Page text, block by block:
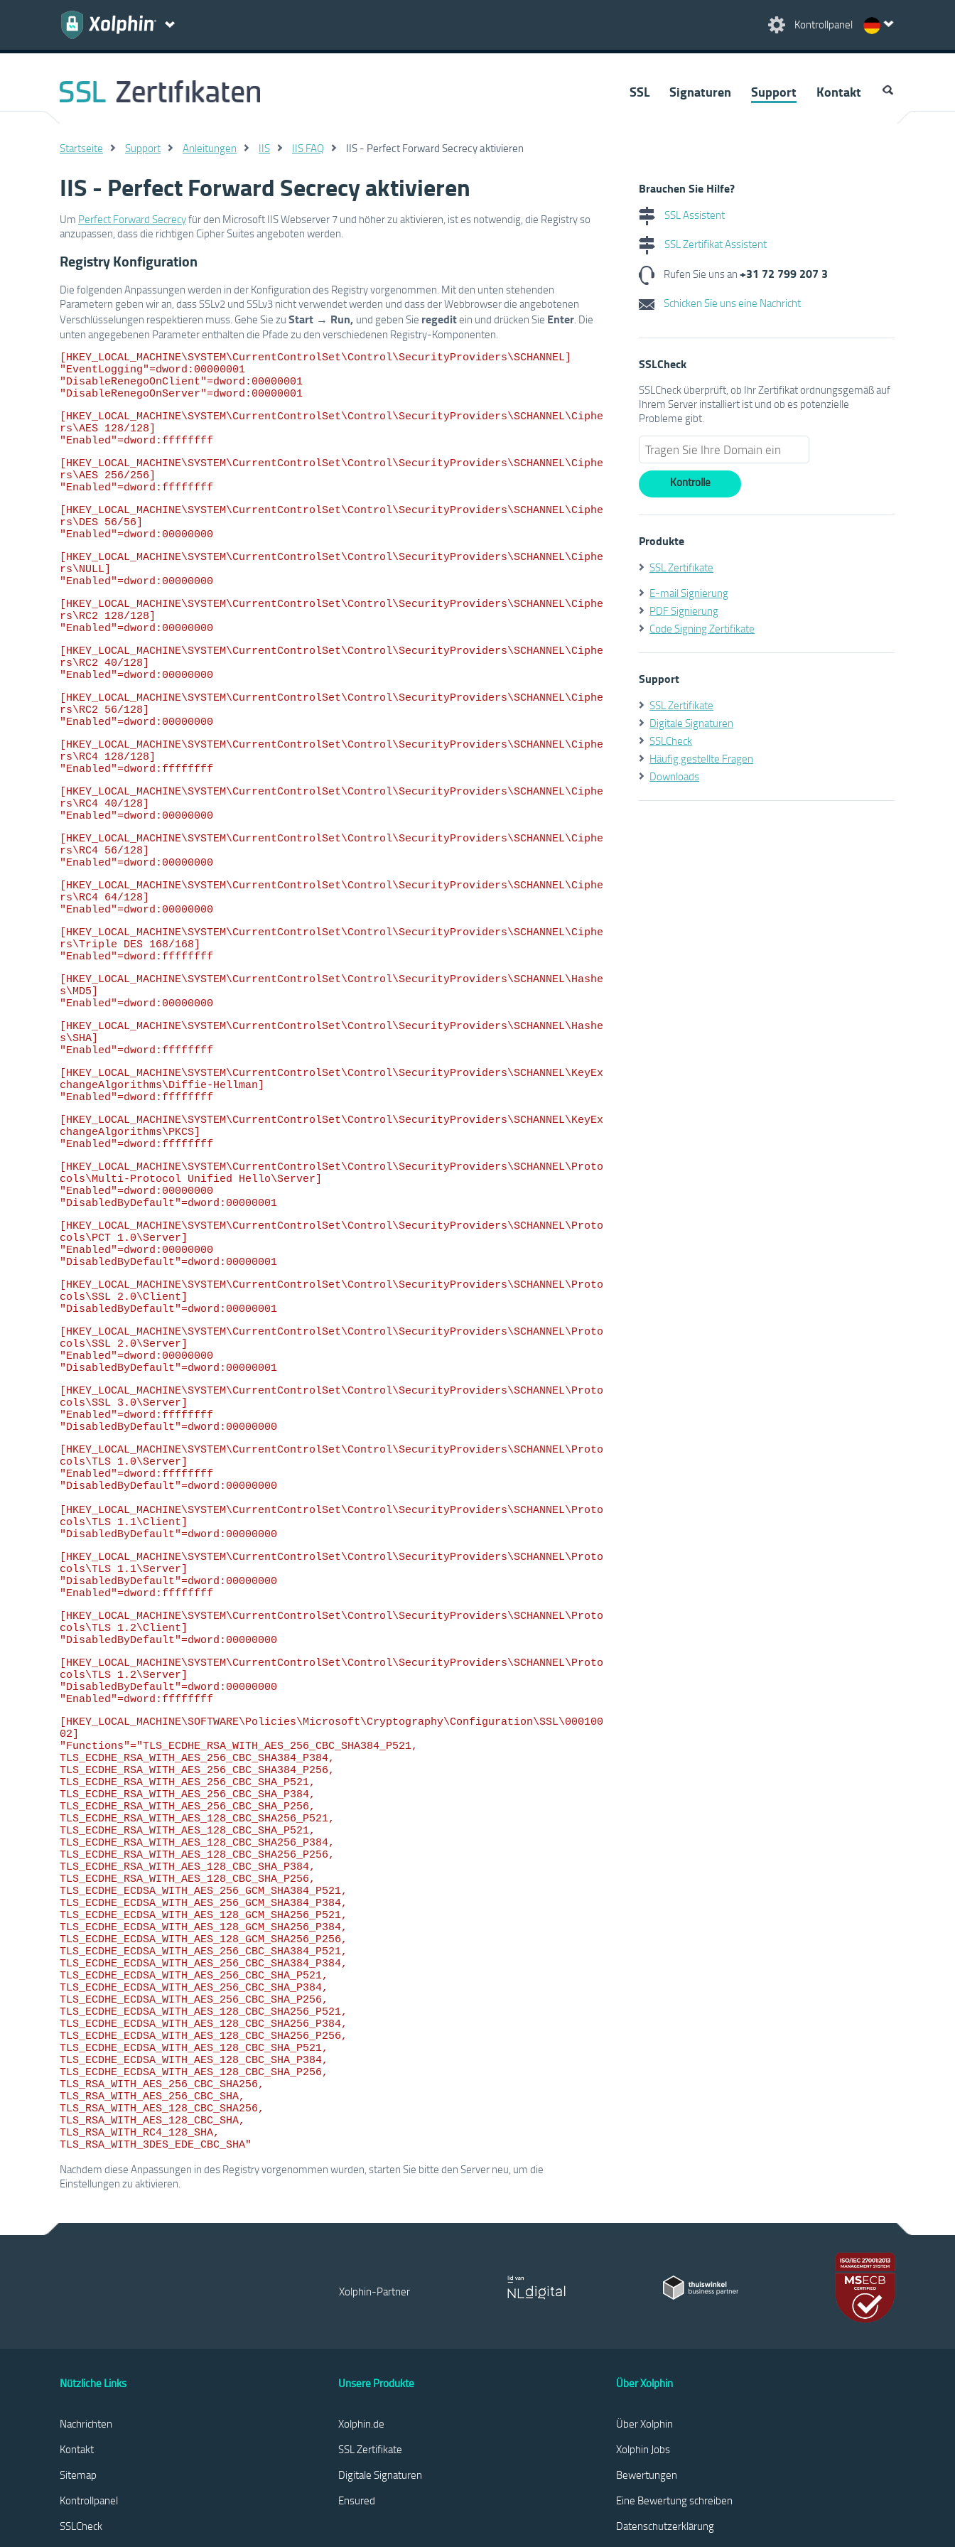
Kontrollpanel
SSL Signaturen Support Kontakt
Startseite Support Anleitungen IIS IIS FAQ IIS - Perfect Forward Secrecy aktivieren
IIS - Perfect Forward Secrecy aktivieren
Um Perfect Forward Secrecyfür den Microsoft IIS Webserver 7 und höher zu aktivieren, ist es notwendig, die Registry so
anzupassen, dass die richtigen Cipher Suites angeboten werden.
Registry Konfiguration
Die folgenden Anpassungen werden in der Konfiguration des Registry vorgenommen. Mit den unten stehenden
Parametern geben wir an, dass SSLv2 und SSLv3 nicht verwendet werden und dass der Webbrowser die angebotenen
Verschlüsselungen respektieren muss. Gehe Sie zu Start → Run, und geben Sie regeditein und drücken Sie Enter . Die
unten angegebenen Parameter enthalten die Pfade zu den verschiedenen Registry-Komponenten.
[HKEY_LOCAL_MACHINE\SYSTEM\CurrentControlSet\Control\SecurityProviders\SCHANNEL]
"EventLogging"=dword:00000001
"DisableRenegoOnClient"=dword:00000001
[HKEY_LOCAL_MACHINE\SYSTEM\CurrentControlSet\Control\SecurityProviders\SCHANNEL\Ciphe
rs\AES 128/128]
[HKEY_LOCAL_MACHINE\SYSTEM\CurrentControlSet\Control\SecurityProviders\SCHANNEL\Ciphe
rs\AES 256/256]
[HKEY_LOCAL_MACHINE\SYSTEM\CurrentControlSet\Control\SecurityProviders\SCHANNEL\Ciphe
rs\DES 56/56]
[HKEY_LOCAL_MACHINE\SYSTEM\CurrentControlSet\Control\SecurityProviders\SCHANNEL\Ciphe
rs\NULL]
[HKEY_LOCAL_MACHINE\SYSTEM\CurrentControlSet\Control\SecurityProviders\SCHANNEL\Ciphe
rs\RC2 128/128]
[HKEY_LOCAL_MACHINE\SYSTEM\CurrentControlSet\Control\SecurityProviders\SCHANNEL\Ciphe
rs\RC2 40/128]
[HKEY_LOCAL_MACHINE\SYSTEM\CurrentControlSet\Control\SecurityProviders\SCHANNEL\Ciphe
rs\RC2 56/128]
[HKEY_LOCAL_MACHINE\SYSTEM\CurrentControlSet\Control\SecurityProviders\SCHANNEL\Ciphe
rs\RC4 128/128]
[HKEY_LOCAL_MACHINE\SYSTEM\CurrentControlSet\Control\SecurityProviders\SCHANNEL\Ciphe
rs\RC4 40/128]
[HKEY_LOCAL_MACHINE\SYSTEM\CurrentControlSet\Control\SecurityProviders\SCHANNEL\Ciphe
rs\RC4 56/128]
[HKEY_LOCAL_MACHINE\SYSTEM\CurrentControlSet\Control\SecurityProviders\SCHANNEL\Ciphe
rs\RC4 64/128]
[HKEY_LOCAL_MACHINE\SYSTEM\CurrentControlSet\Control\SecurityProviders\SCHANNEL\Ciphe
rs\Triple DES 168/168]
[HKEY_LOCAL_MACHINE\SYSTEM\CurrentControlSet\Control\SecurityProviders\SCHANNEL\Hashe
s\MD5]
[HKEY_LOCAL_MACHINE\SYSTEM\CurrentControlSet\Control\SecurityProviders\SCHANNEL\Hashe
s\SHA]
[HKEY_LOCAL_MACHINE\SYSTEM\CurrentControlSet\Control\SecurityProviders\SCHANNEL\KeyEx
changeAlgorithms\Diffie-Hellman]
[HKEY_LOCAL_MACHINE\SYSTEM\CurrentControlSet\Control\SecurityProviders\SCHANNEL\KeyEx
changeAlgorithms\PKCS]
[HKEY_LOCAL_MACHINE\SYSTEM\CurrentControlSet\Control\SecurityProviders\SCHANNEL\Proto
cols\Multi-Protocol Unified Hello\Server]
"Enabled"=dword:00000000
[HKEY_LOCAL_MACHINE\SYSTEM\CurrentControlSet\Control\SecurityProviders\SCHANNEL\Proto
cols\PCT 1.0\Server]
"Enabled"=dword:00000000
[HKEY_LOCAL_MACHINE\SYSTEM\CurrentControlSet\Control\SecurityProviders\SCHANNEL\Proto
cols\SSL 2.0\Client]
[HKEY_LOCAL_MACHINE\SYSTEM\CurrentControlSet\Control\SecurityProviders\SCHANNEL\Proto
cols\SSL 2.0\Server]
"Enabled"=dword:00000000
[HKEY_LOCAL_MACHINE\SYSTEM\CurrentControlSet\Control\SecurityProviders\SCHANNEL\Proto
cols\SSL 3.0\Server]
"Enabled"=dword:ffffffff
[HKEY_LOCAL_MACHINE\SYSTEM\CurrentControlSet\Control\SecurityProviders\SCHANNEL\Proto
cols\TLS 1.0\Server]
"Enabled"=dword:ffffffff
"DisabledByDefault"=dword:00000000
[HKEY_LOCAL_MACHINE\SYSTEM\CurrentControlSet\Control\SecurityProviders\SCHANNEL\Proto
cols\TLS 1.1\Client]
[HKEY_LOCAL_MACHINE\SYSTEM\CurrentControlSet\Control\SecurityProviders\SCHANNEL\Proto
cols\TLS 1.1\Server]
"DisabledByDefault"=dword:00000000
[HKEY_LOCAL_MACHINE\SYSTEM\CurrentControlSet\Control\SecurityProviders\SCHANNEL\Proto
cols\TLS 1.2\Client]
[HKEY_LOCAL_MACHINE\SYSTEM\CurrentControlSet\Control\SecurityProviders\SCHANNEL\Proto
cols\TLS 1.2\Server]
"DisabledByDefault"=dword:00000000
[HKEY_LOCAL_MACHINE\SOFTWARE\Policies\Microsoft\Cryptography\Configuration\SSL\000100
02]
"Functions"="TLS_ECDHE_RSA_WITH_AES_256_CBC_SHA384_P521,
TLS_ECDHE_RSA_WITH_AES_256_CBC_SHA384_P384,
TLS_ECDHE_RSA_WITH_AES_256_CBC_SHA384_P256,
TLS_ECDHE_RSA_WITH_AES_256_CBC_SHA_P521,
TLS_ECDHE_RSA_WITH_AES_256_CBC_SHA_P384,
TLS_ECDHE_RSA_WITH_AES_256_CBC_SHA_P256,
TLS_ECDHE_RSA_WITH_AES_128_CBC_SHA256_P521,
TLS_ECDHE_RSA_WITH_AES_128_CBC_SHA_P521,
TLS_ECDHE_RSA_WITH_AES_128_CBC_SHA256_P384,
TLS_ECDHE_RSA_WITH_AES_128_CBC_SHA256_P256,
TLS_ECDHE_RSA_WITH_AES_128_CBC_SHA_P384,
TLS_ECDHE_RSA_WITH_AES_128_CBC_SHA_P256,
TLS_ECDHE_ECDSA_WITH_AES_256_GCM_SHA384_P521,
TLS_ECDHE_ECDSA_WITH_AES_256_GCM_SHA384_P384,
TLS_ECDHE_ECDSA_WITH_AES_128_GCM_SHA256_P521,
TLS_ECDHE_ECDSA_WITH_AES_128_GCM_SHA256_P384,
TLS_ECDHE_ECDSA_WITH_AES_128_GCM_SHA256_P256,
TLS_ECDHE_ECDSA_WITH_AES_256_CBC_SHA384_P521,
TLS_ECDHE_ECDSA_WITH_AES_256_CBC_SHA384_P384,
TLS_ECDHE_ECDSA_WITH_AES_256_CBC_SHA_P521,
TLS_ECDHE_ECDSA_WITH_AES_256_CBC_SHA_P384,
TLS_ECDHE_ECDSA_WITH_AES_256_CBC_SHA_P256,
TLS_ECDHE_ECDSA_WITH_AES_128_CBC_SHA256_P521,
TLS_ECDHE_ECDSA_WITH_AES_128_CBC_SHA256_P384,
TLS_ECDHE_ECDSA_WITH_AES_128_CBC_SHA256_P256,
TLS_ECDHE_ECDSA_WITH_AES_128_CBC_SHA_P521,
TLS_ECDHE_ECDSA_WITH_AES_128_CBC_SHA_P384,
TLS_ECDHE_ECDSA_WITH_AES_128_CBC_SHA_P256,
TLS_RSA_WITH_AES_256_CBC_SHA256,
TLS_RSA_WITH_AES_256_CBC_SHA,
TLS_RSA_WITH_AES_128_CBC_SHA256,
TLS_RSA_WITH_AES_128_CBC_SHA,
TLS_RSA_WITH_RC4_128_SHA,
Nachdem diese Anpassungen in des Registry vorgenommen wurden, starten Sie bitte den Server neu, um die
Einstellungen zu aktivieren.
Brauchen Sie Hilfe?
SSL Assistent
SSL Zertifikat Assistent
Rufen Sie uns an+31 72 799 207 3
Schicken Sie uns eine Nachricht
SSLCheck
SSLCheck überprüft, ob Ihr Zertifikat ordnungsgemäß auf
Ihrem Server installiert ist und ob es potenzielle
Probleme gibt.
Produkte
SSL Zertifikate
E-mail Signierung
PDF Signierung
Code Signing Zertifikate
Support
SSL Zertifikate
Digitale Signaturen
SSLCheck
Häufig gestellte Fragen
Downloads
Xolphin-Partner
Nützliche Links
Nachrichten
Kontakt
Sitemap
Kontrollpanel
SSLCheck
Unsere Produkte
Xolphin.de
SSL Zertifikate
Digitale Signaturen
Ensured
Über Xolphin
Über Xolphin
Xolphin Jobs
Bewertungen
Eine Bewertung schreiben
Datenschutzerklärung